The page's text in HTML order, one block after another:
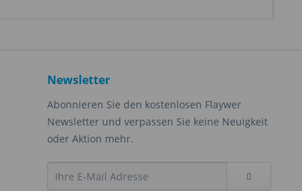
Newsletter
Abonnieren Sie den kostenlosen Flaywer
Newsletter und verpassen Sie keine Neuigkeit
oder Aktion mehr.